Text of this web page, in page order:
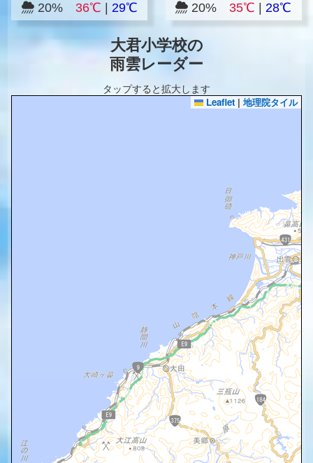
20% 36℃ 29℃ 20%35℃ |28℃
大君小学校の
雨雲レーダー
タップすると拡大します
Leaflet | 地理院タイル